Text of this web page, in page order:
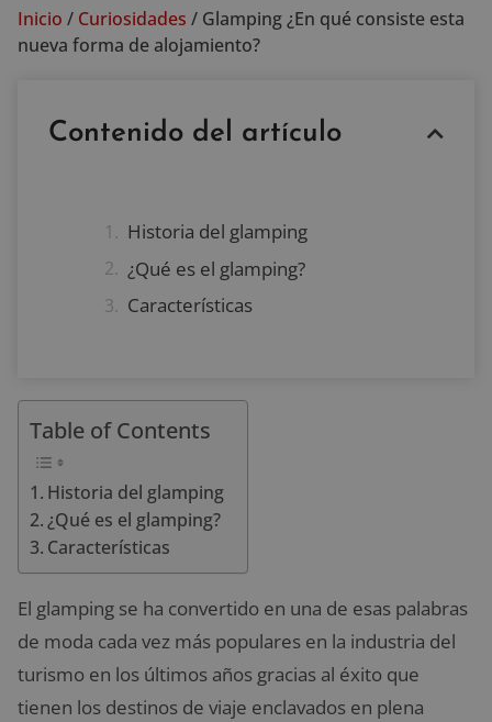
Inicio / Curiosidades / Glamping ¿En qué consiste esta
nueva forma de alojamiento?
Contenido del artículo
Historia del glamping
¿Qué es el glamping?
Características
Table of Contents
Historia del glamping
¿Qué es el glamping?
Características
El glamping se ha convertido en una de esas palabras
de moda cada vez más populares en la industria del
turismo en los últimos años gracias al éxito que
tienen los destinos de viaje enclavados en plena